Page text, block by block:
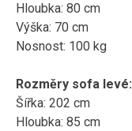
Hloubka: 80 cm
Výška: 70 cm
Nosnost: 100 kg
Rozměry sofa levé:
Šířka: 202 cm
Hloubka: 85 cm